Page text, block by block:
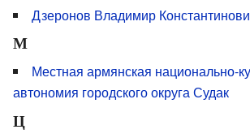
Дзеронов Владимир
М
Местная армянская национально-
автономия городского округа Судак
Ц